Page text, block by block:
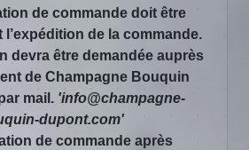
de commande doit être
l’expédition de la commande.
devra être demandée auprès
de Champagne Bouquin
mail. 'info@champagne-
dupont.com'
de commande après